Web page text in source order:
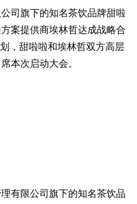
司旗下的知名茶饮品牌甜啦
案提供商埃林哲达成战略合
，甜啦啦和埃林哲双方高层
本次启动大会。
有限公司旗下的知名茶饮品